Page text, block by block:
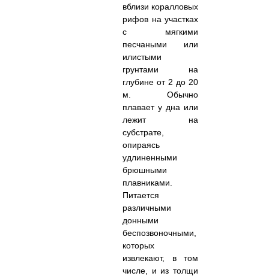
вблизи коралловых
рифов на участках
с мягкими
песчаными или
илистыми
грунтами на
глубине от 2 до 20
м. Обычно
плавает у дна или
лежит на
субстрате,
опираясь
удлиненными
брюшными
плавниками.
Питается
различными
донными
беспозвоночными,
которых
извлекают, в том
числе, и из толщи